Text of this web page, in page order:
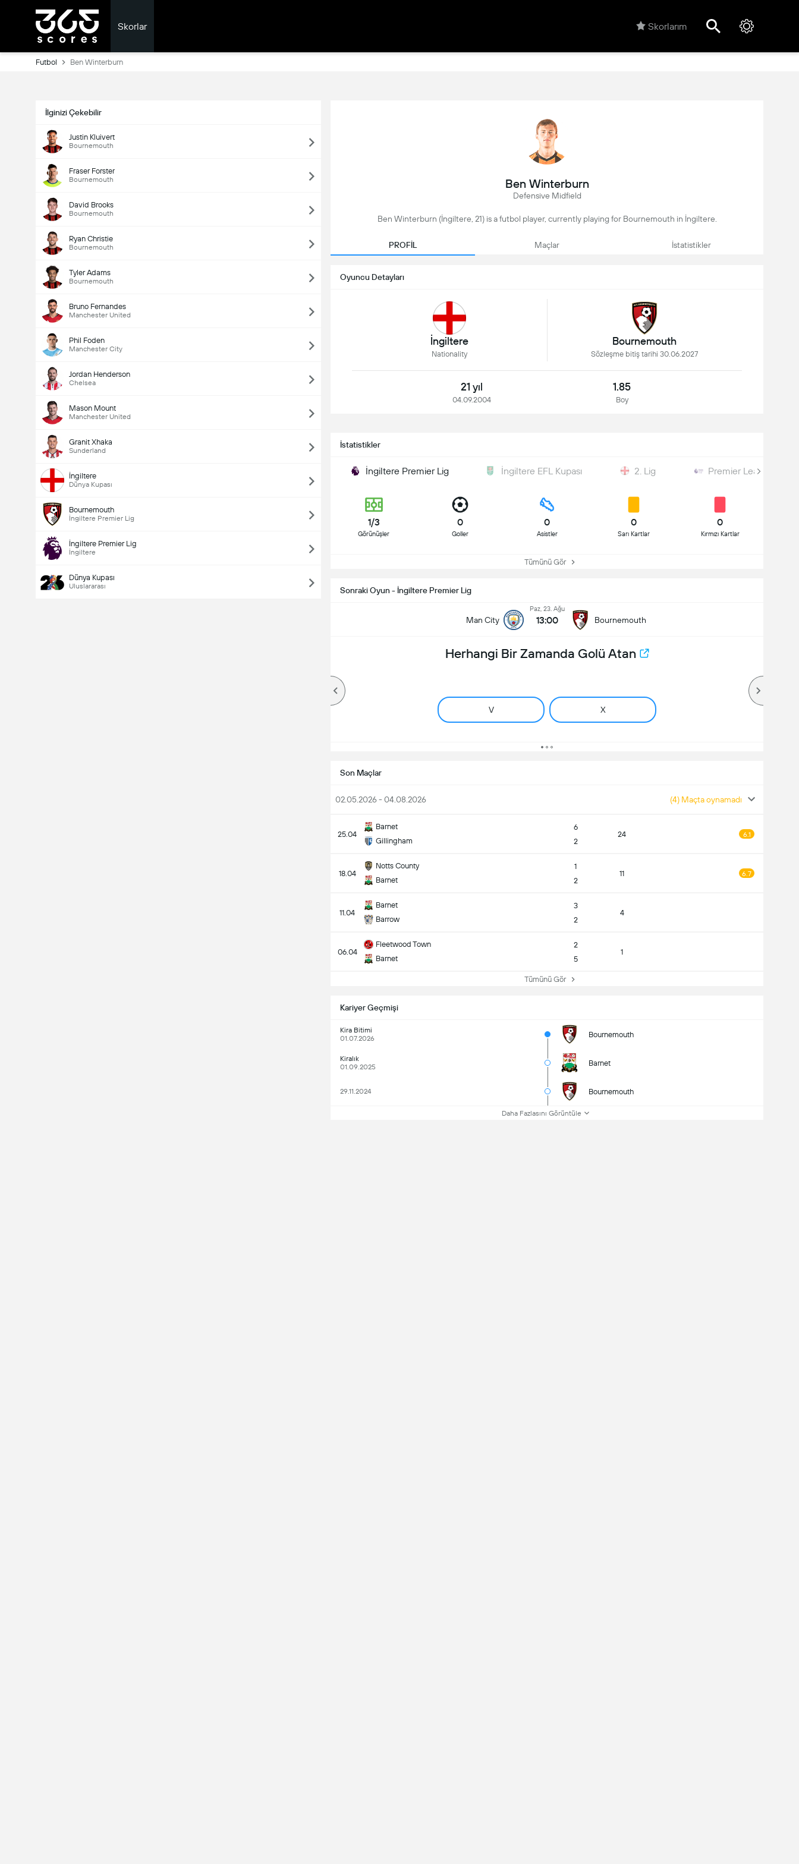
Skorlar Skorlarım
Futbol Ben Winterburn
İlginizi Çekebilir
Justin Kluivert
Bournemouth
Fraser Forster
Bournemouth
David Brooks
Bournemouth
Ryan Christie
Bournemouth
Tyler Adams
Bournemouth
Bruno Fernandes
Manchester United
Phil Foden
Manchester City
Jordan Henderson
Chelsea
Mason Mount
Manchester United
Granit Xhaka
Sunderland
İngiltere
Dünya Kupası
Bournemouth
İngiltere Premier Lig
İngiltere Premier Lig
İngiltere
Dünya Kupası
Uluslararası
Ben Winterburn
Defensive Midfield
Ben Winterburn (İngiltere, 21) is a futbol player, currently playing for Bournemouth in İngiltere.
PROFİL Maçlar İstatistikler
Oyuncu Detayları
İngiltere
Nationality
Bournemouth
Sözleşme bitiş tarihi 30.06.2027
21 yıl
04.09.2004
1.85
Boy
İstatistikler
İngiltere Premier Lig İngiltere EFL Kupası 2. Lig Premier League Cup
1/3
Görünüşler
0
Goller
0
Asistler
0
Sarı Kartlar
0
Kırmızı Kartlar
Tümünü Gör
Sonraki Oyun - İngiltere Premier Lig
Man City
Paz, 23. Ağu
13:00 Bournemouth
Herhangi Bir Zamanda Golü Atan
V X
Son Maçlar
02.05.2026 - 04.08.2026 (4) Maçta oynamadı
25.04
Barnet
Gillingham
6
2
24 6.1
18.04
Notts County
Barnet
1
2
11 6.7
11.04
Barnet
Barrow
3
2
4
06.04
Fleetwood Town
Barnet
2
5
1
Tümünü Gör
Kariyer Geçmişi
Kira Bitimi
01.07.2026
Bournemouth
Kiralık
01.09.2025
Barnet
29.11.2024 Bournemouth
Daha Fazlasını Görüntüle